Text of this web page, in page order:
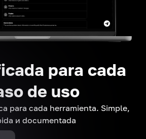
para cada
de uso
para cada herramienta. Simple,
и documentada